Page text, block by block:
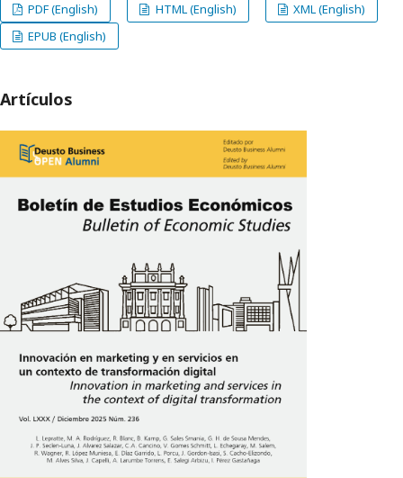
PDF (English)
HTML (English)
XML (English)
EPUB (English)
Artículos